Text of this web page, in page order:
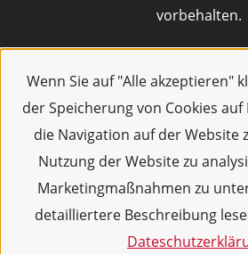
Wenn Sie auf "Alle akzeptieren"
der Speicherung von Cookies
die Navigation auf der Website
Nutzung der Website zu
Marketingmaßnahmen zu
detailliertere Beschreibung
vorbehalten.